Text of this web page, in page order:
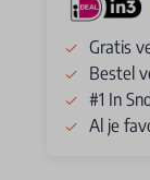
Gratis
Bestel
#1 In
Al je